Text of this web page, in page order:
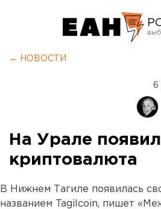
← НОВОСТИ
6
На Урале
криптовалюта
В Нижнем Тагиле появилась
названием Tagilcoin, пишет